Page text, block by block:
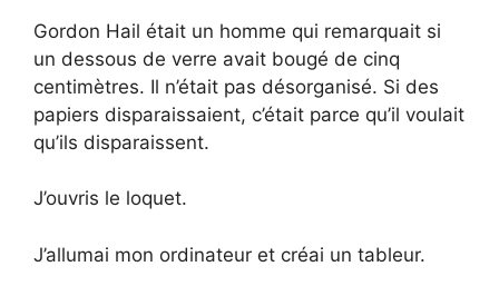
Gordon Hail était un homme qui remarquait si
un dessous de verre avait bougé de cinq
centimètres. Il n’était pas désorganisé. Si des
papiers disparaissaient, c’était parce qu’il voulait
qu’ils disparaissent.
J’ouvris le loquet.
J’allumai mon ordinateur et créai un tableur.